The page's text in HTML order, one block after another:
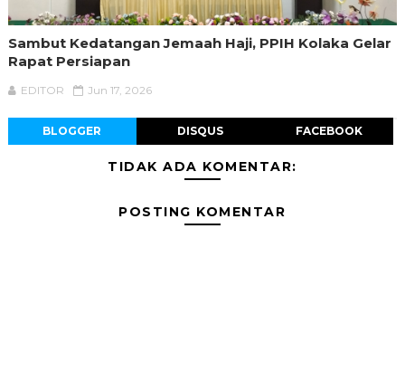
Sambut Kedatangan Jemaah Haji, PPIH Kolaka Gelar
Rapat Persiapan
EDITOR Jun 17, 2026
BLOGGER DISQUS FACEBOOK
TIDAK ADA KOMENTAR:
POSTING KOMENTAR